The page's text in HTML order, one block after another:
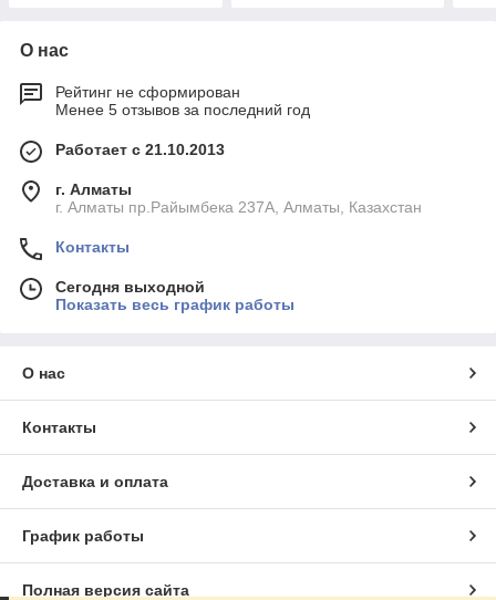
О нас
Рейтинг не сформирован
Менее 5 отзывов за последний год
Работает с 21.10.2013
г. Алматы
г. Алматы пр.Райымбека 237А, Алматы, Казахстан
Контакты
Сегодня выходной
Показать весь график работы
О нас
Контакты
Доставка и оплата
График работы
Полная версия сайта